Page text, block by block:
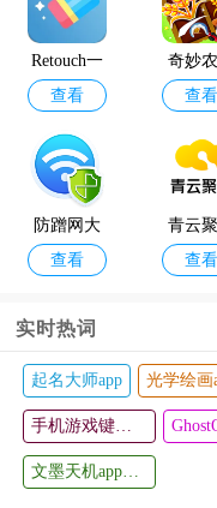
监管热线a
pp官方版
查看
模拟
软件
版
查看
Retouch一
键去水印P
图app
查看
奇妙
最新版
查看
防蹭网大
师最新官
查看
青云
平台
查看
智慧建业a
pp
查看
使命
查看
实时热词
起名大师app 光学绘画
手机游戏键盘模拟器(Game Keyboard+)
文墨天机app最新版